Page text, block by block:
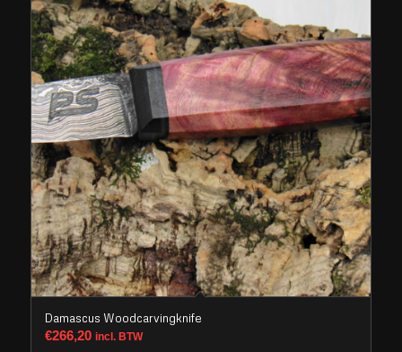
Damascus Woodcarvingknife
€266,20 incl. BTW